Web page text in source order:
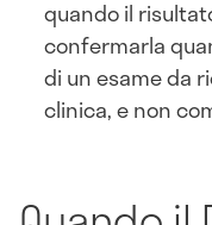
quando il
confermarla
di un esame da
clinica, e non